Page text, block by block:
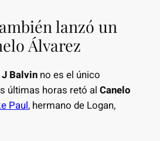
lanzó un
Álvarez
J Balvinno es el único
últimas horas retó al Canelo
Paul, hermano de Logan,